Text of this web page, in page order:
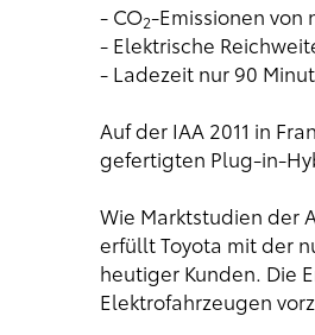
- CO2-Emissionen von
- Elektrische
- Ladezeit nur 90
Auf der IAA 2011 in
gefertigten Plug-in-
Wie Marktstudien der
erfüllt Toyota mit der
heutiger Kunden. Die
Elektrofahrzeugen